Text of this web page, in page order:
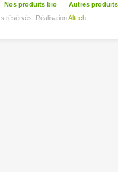
Nos produits bio
Autres produits
résérvés. RéalisationAltech